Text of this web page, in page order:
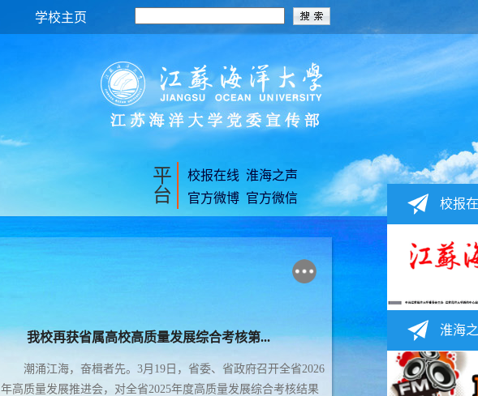
学校主页
平
台
校报在线 淮海之声
官方微博 官方微信
我校再获省属高校高质量发展综合考核第...
潮涌江海，奋楫者先。3月19日，省委、省政府召开全省2026
年高质量发展推进会，对全省2025年度高质量发展综合考核结果
校报
淮海